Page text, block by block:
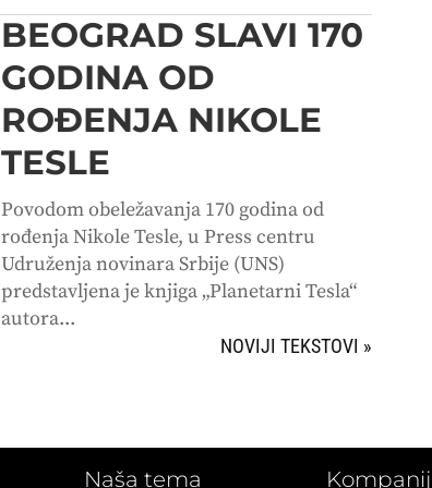
BEOGRAD SLAVI 170
GODINA OD
ROĐENJA NIKOLE
TESLE
Povodom obeležavanja 170 godina od
rođenja Nikole Tesle, u Press centru
Udruženja novinara Srbije (UNS)
predstavljena je knjiga „Planetarni Tesla“
autora...
SLEDEĆI UNOSI »
Naša tema